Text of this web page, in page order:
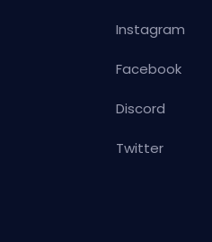
Instagram
Facebook
Discord
Twitter